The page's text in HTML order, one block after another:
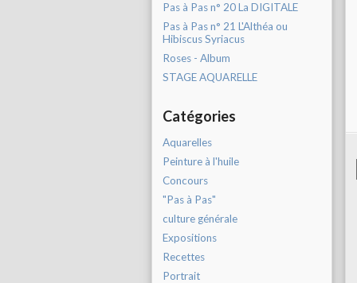
Pas à Pas n° 20 La DIGITALE
Pas à Pas n° 21 L'Althéa ou
Hibiscus Syriacus
Roses - Album
STAGE AQUARELLE
Catégories
Aquarelles
Peinture à l'huile
Concours
"Pas à Pas"
culture générale
Expositions
Recettes
Portrait